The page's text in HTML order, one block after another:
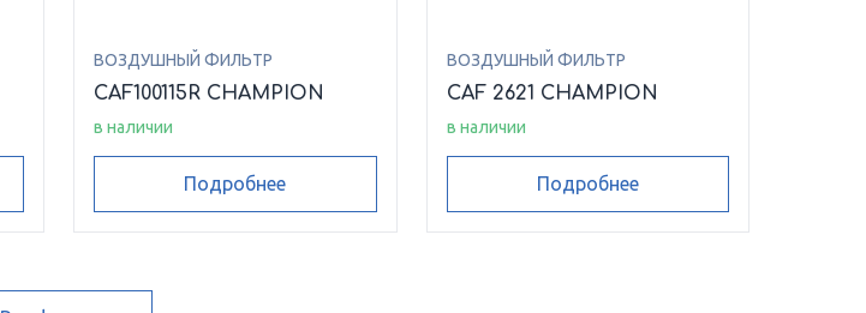
ВОЗДУШНЫЙ ФИЛЬТР
CAF100115R CHAMPION
в наличии
Подробнее
ВОЗДУШНЫЙ ФИЛЬТР
CAF 2621 CHAMPION
в наличии
Подробнее